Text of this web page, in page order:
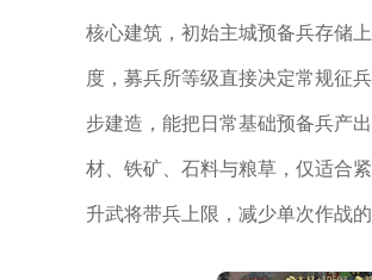
核心建筑，初始主城预备兵存储
度，募兵所等级直接决定常规征
步建造，能把日常基础预备兵产
材、铁矿、石料与粮草，仅适合
升武将带兵上限，减少单次作战